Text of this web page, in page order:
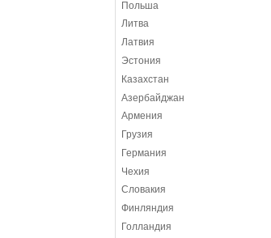
Польша
Литва
Латвия
Эстония
Казахстан
Азербайджан
Армения
Грузия
Германия
Чехия
Словакия
Финляндия
Голландия